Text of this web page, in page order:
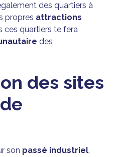
des quartiers à
propres attractions
ces quartiers te fera
des
des sites
son passé industriel,